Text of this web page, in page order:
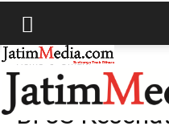
Home Umum
Umum
BPJS